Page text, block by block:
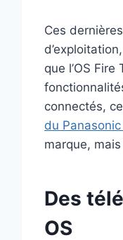
Ces
que l’OS
connectés,
du
marque,
Des
OS